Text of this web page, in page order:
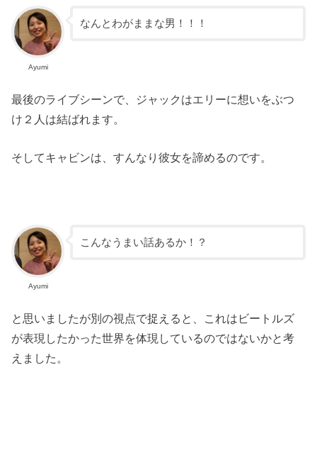
Ayumi
なんとわがままな男！！！
最後のライブシーンで、ジャックはエリーに想いをぶつ
け２人は結ばれます。
そしてキャビンは、すんなり彼女を諦めるのです。
Ayumi
こんなうまい話あるか！？
と思いましたが別の視点で捉えると、これはビートルズ
が表現したかった世界を体現しているのではないかと考
えました。